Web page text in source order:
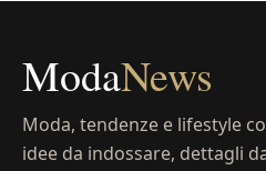
ModaNews
Moda, tendenze e lifestyle
idee da indossare, dettagli